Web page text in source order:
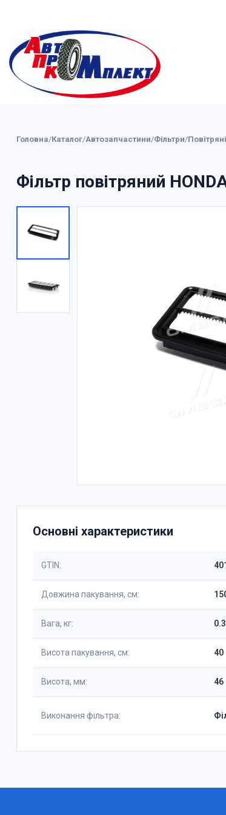
Головна/Каталог/Автозапчастини/Фільтри/
Фільтр повітряний
Основні характеристики
GTIN:
Довжина пакування, см:
Вага, кг:
Висота пакування, см: 40
Висота, мм: 46
Виконання фільтра: